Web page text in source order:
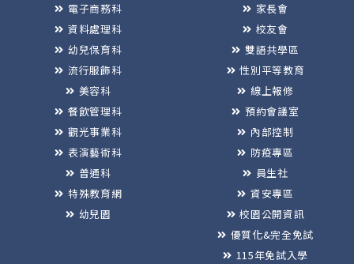
電子商務科
資料處理科
幼兒保育科
流行服飾科
美容科
餐飲管理科
觀光事業科
表演藝術科
普通科
特殊教育網
幼兒園
家長會
校友會
雙語共學區
性別平等教育
線上報修
預約會議室
內部控制
防疫專區
員生社
資安專區
校園公開資訊
優質化&完全免試
115年免試入學